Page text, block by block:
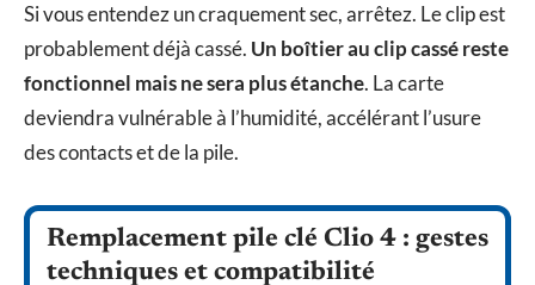
Si vous entendez un craquement sec, arrêtez. Le clip est
probablement déjà cassé. Un boîtier au clip cassé reste
fonctionnel mais ne sera plus étanche. La carte
deviendra vulnérable à l’humidité, accélérant l’usure
des contacts et de la pile.
Remplacement pile clé Clio 4 : gestes
techniques et compatibilité